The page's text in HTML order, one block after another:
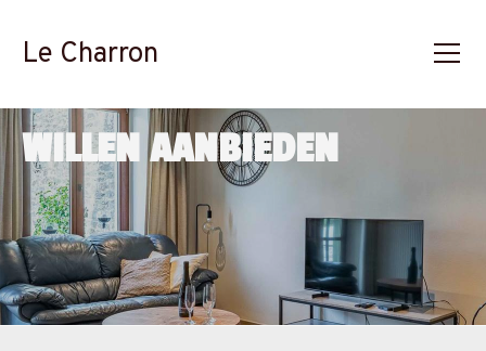
Le Charron
WILLEN AANBIEDEN